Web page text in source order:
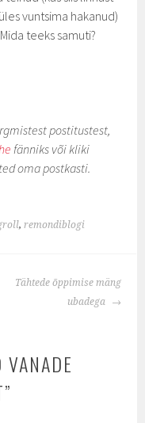
vuntsima hakanud)
teeks samuti?
postitustest,
fänniks või kliki
oma postkasti.
,remondiblogi
Tähtede õppimise mäng
ubadega
VANADE
”